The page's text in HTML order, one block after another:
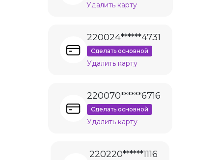
Удалить карту
220024******4731
Сделать основной
Удалить карту
220070******6716
Сделать основной
Удалить карту
220220******1116